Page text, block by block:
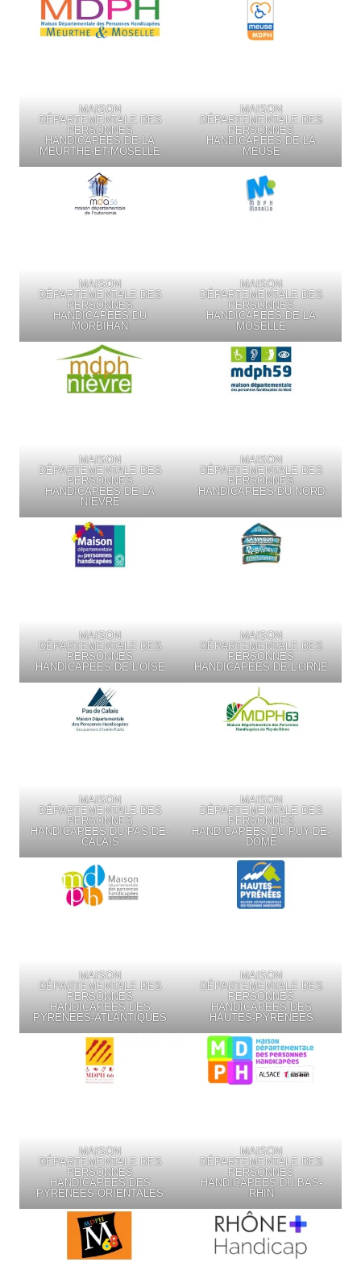
MAISON
DÉPARTEMENTALE DES
PERSONNES
HANDICAPÉES DE LA
MEURTHE-ET-MOSELLE
MAISON
DÉPARTEMENTALE DES
PERSONNES
HANDICAPÉES DE LA
MEUSE
MAISON
DÉPARTEMENTALE DES
PERSONNES
HANDICAPÉES DU
MORBIHAN
MAISON
DÉPARTEMENTALE DES
PERSONNES
HANDICAPÉES DE LA
MOSELLE
MAISON
DÉPARTEMENTALE DES
PERSONNES
HANDICAPÉES DE LA
NIÈVRE
MAISON
DÉPARTEMENTALE DES
PERSONNES
HANDICAPÉES DU NORD
MAISON
DÉPARTEMENTALE DES
PERSONNES
HANDICAPÉES DE L’OISE
MAISON
DÉPARTEMENTALE DES
PERSONNES
HANDICAPÉES DE L’ORNE
MAISON
DÉPARTEMENTALE DES
PERSONNES
HANDICAPÉES DU PAS-DE-
CALAIS
MAISON
DÉPARTEMENTALE DES
PERSONNES
HANDICAPÉES DU PUY-DE-
DÔME
MAISON
DÉPARTEMENTALE DES
PERSONNES
HANDICAPÉES DES
PYRÉNÉES-ATLANTIQUES
MAISON
DÉPARTEMENTALE DES
PERSONNES
HANDICAPÉES DES
HAUTES-PYRÉNÉES
MAISON
DÉPARTEMENTALE DES
PERSONNES
HANDICAPÉES DES
PYRÉNÉES-ORIENTALES
MAISON
DÉPARTEMENTALE DES
PERSONNES
HANDICAPÉES DU BAS-
RHIN